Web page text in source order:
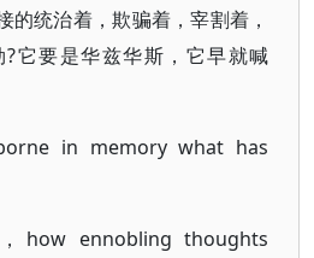
的统治着，欺骗着，宰割着，
它要是华兹华斯，它早就喊
in memory what has
how ennobling thoughts